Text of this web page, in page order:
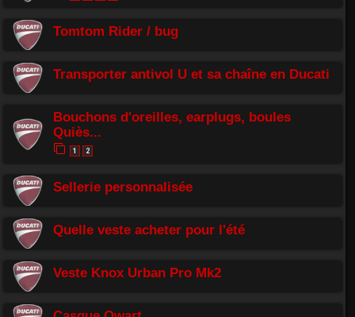
Tomtom Rider / bug
Transporter antivol U et sa chaîne en Ducati
Bouchons d'oreilles, earplugs, boules
Quiès...
1 2
Sellerie personnalisée
Quelle veste acheter pour l'été
Veste Knox Urban Pro Mk2